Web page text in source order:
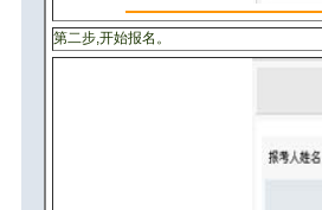
第二步,开始报名。